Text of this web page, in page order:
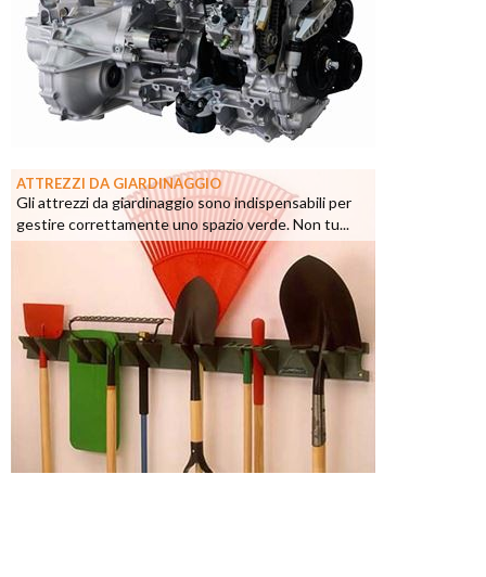
ATTREZZI DA GIARDINAGGIO
Gli attrezzi da giardinaggio sono indispensabili per
gestire correttamente uno spazio verde. Non tu...